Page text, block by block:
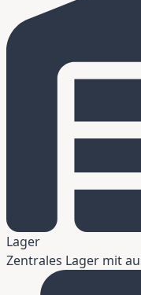
Lager
Zentrales Lager mit